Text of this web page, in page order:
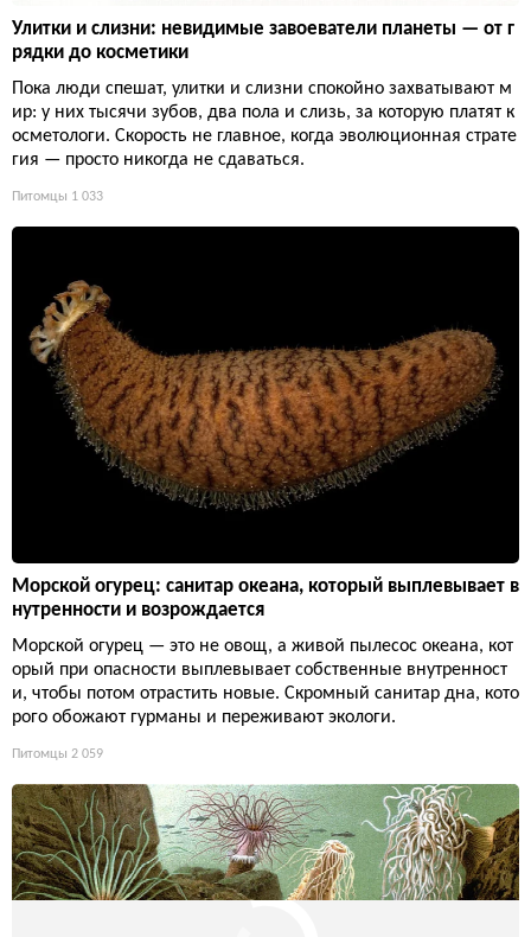
Улитки и слизни: невидимые завоеватели планеты — от г
рядки до косметики
Пока люди спешат, улитки и слизни спокойно захватывают м
ир: у них тысячи зубов, два пола и слизь, за которую платят к
осметологи. Скорость не главное, когда эволюционная страте
гия — просто никогда не сдаваться.
Питомцы 1 033
Морской огурец: санитар океана, который выплевывает в
нутренности и возрождается
Морской огурец — это не овощ, а живой пылесос океана, кот
орый при опасности выплевывает собственные внутренност
и, чтобы потом отрастить новые. Скромный санитар дна, кото
рого обожают гурманы и переживают экологи.
Питомцы 2 059